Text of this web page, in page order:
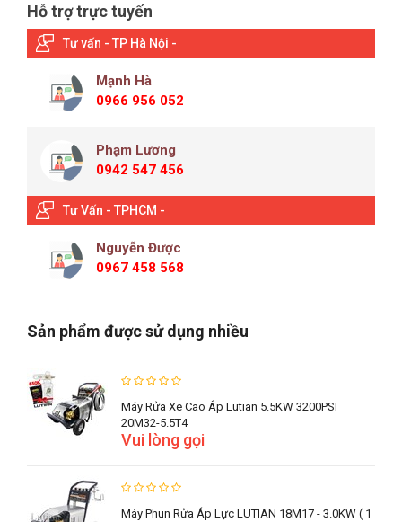
Hỗ trợ trực tuyến
Tư vấn - TP Hà Nội -
Mạnh Hà
0966 956 052
Phạm Lương
0942 547 456
Tư Vấn - TPHCM -
Nguyễn Được
0967 458 568
Sản phẩm được sử dụng nhiều
Máy Rửa Xe Cao Áp Lutian 5.5KW 3200PSI
20M32-5.5T4
Vui lòng gọi
Máy Phun Rửa Áp Lực LUTIAN 18M17 - 3.0KW ( 1